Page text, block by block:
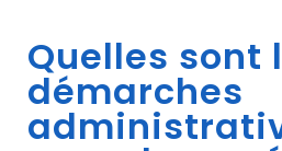
Quelles sont
démarches